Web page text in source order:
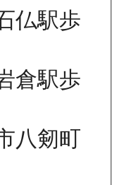
仏駅歩
倉駅歩
八剱町